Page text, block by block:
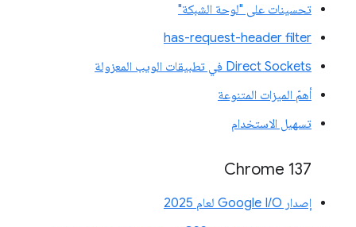
تحسينات على "لوحة الشبكة"
has-request-header filter
Direct Sockets في تطبيقات الويب المعزولة
أهمّ الميزات المتنوعة
تسهيل الاستخدام
‫Chrome 137
إصدار Google I/O لعام 2025